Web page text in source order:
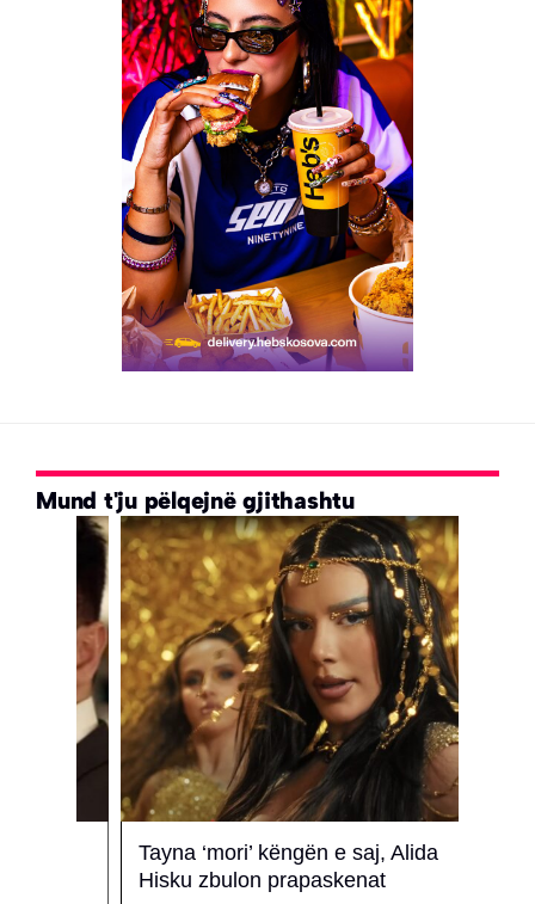
Mund t'ju pëlqejnë gjithashtu
Tayna ‘mori’ këngën e saj, Alida
Hisku zbulon prapaskenat